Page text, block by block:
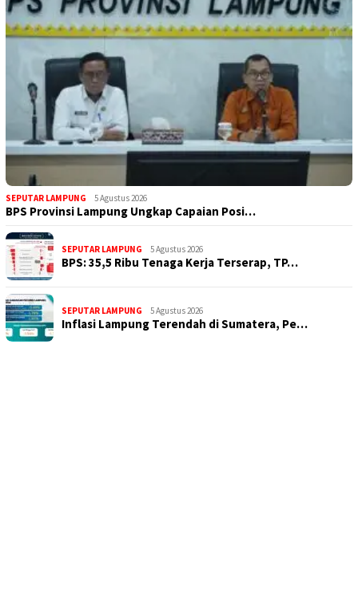
SEPUTAR LAMPUNG 5 Agustus 2026
BPS Provinsi Lampung Ungkap Capaian Posi…
SEPUTAR LAMPUNG 5 Agustus 2026
BPS: 35,5 Ribu Tenaga Kerja Terserap, TP…
SEPUTAR LAMPUNG 5 Agustus 2026
Inflasi Lampung Terendah di Sumatera, Pe…